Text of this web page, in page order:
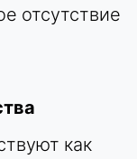
отсутствие
как
При активации